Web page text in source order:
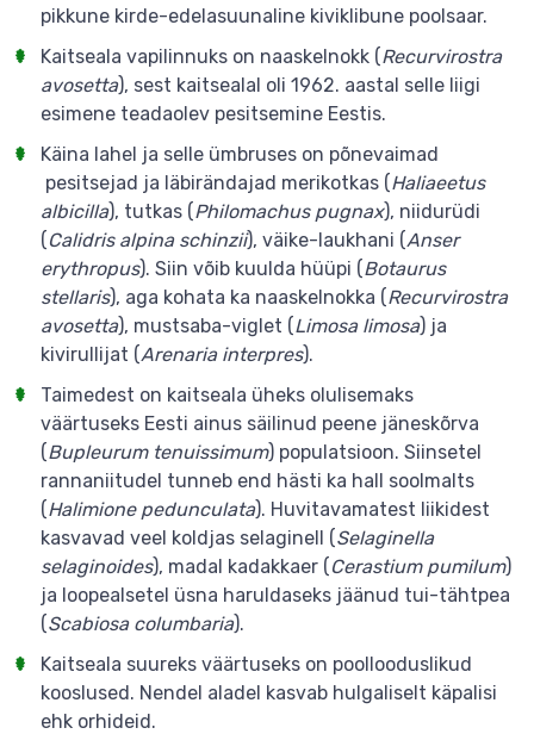
pikkune kirde-edelasuunaline kiviklibune poolsaar.
Kaitseala vapilinnuks on naaskelnokk (Recurvirostra
avosetta), sest kaitsealal oli 1962. aastal selle liigi
esimene teadaolev pesitsemine Eestis.
Käina lahel ja selle ümbruses on põnevaimad
pesitsejad ja läbirändajad merikotkas (Haliaeetus
albicilla), tutkas (Philomachus pugnax), niidurüdi
(Calidris alpina schinzii), väike-laukhani (Anser
erythropus). Siin võib kuulda hüüpi (Botaurus
stellaris), aga kohata ka naaskelnokka (Recurvirostra
avosetta), mustsaba-viglet (Limosa limosa) ja
kivirullijat (Arenaria interpres).
Taimedest on kaitseala üheks olulisemaks
väärtuseks Eesti ainus säilinud peene jäneskõrva
(Bupleurum tenuissimum) populatsioon. Siinsetel
rannaniitudel tunneb end hästi ka hall soolmalts
(Halimione pedunculata). Huvitavamatest liikidest
kasvavad veel koldjas selaginell (Selaginella
selaginoides), madal kadakkaer (Cerastium pumilum)
ja loopealsetel üsna haruldaseks jäänud tui-tähtpea
(Scabiosa columbaria).
Kaitseala suureks väärtuseks on poollooduslikud
kooslused. Nendel aladel kasvab hulgaliselt käpalisi
ehk orhideid.